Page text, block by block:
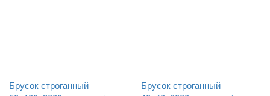
Брусок строганный
Брусок строганный